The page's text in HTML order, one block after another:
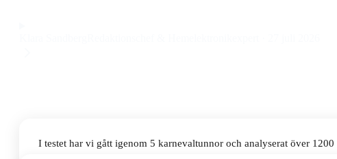
I testet har vi gått igenom 5 karnevaltunnor och analyserat över